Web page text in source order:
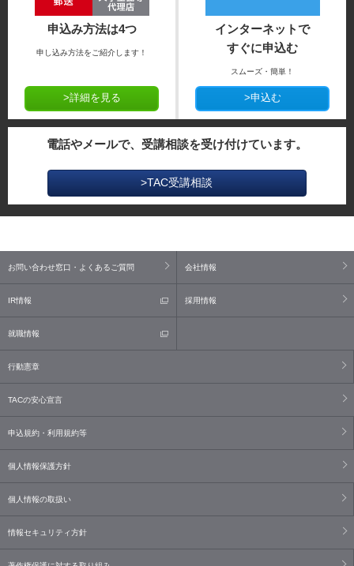
申込み方法は4つ
申し込み方法をご紹介します！
>詳細を見る
インターネットで
すぐに申込む
スムーズ・簡単！
>申込む
電話やメールで、受講相談を受け付けています。
>TAC受講相談
お問い合わせ窓口・よくあるご質問 会社情報
IR情報 採用情報
就職情報
行動憲章
TACの安心宣言
申込規約・利用規約等
個人情報保護方針
個人情報の取扱い
情報セキュリティ方針